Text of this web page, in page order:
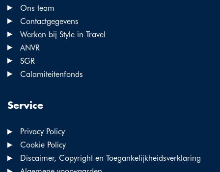
Ons team
Contactgegevens
Werken bij Style in Travel
ANVR
SGR
Calamiteitenfonds
Service
Privacy Policy
Cookie Policy
Discaimer, Copyright en Toegankelijkheidsverklaring